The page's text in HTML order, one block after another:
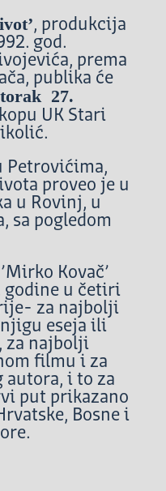
, produkcija
god.
prema
publika će
27.
UK Stari
Petrovićima,
proveo je u
u Rovinj, u
sa pogledom
Kovač’
godine u četiri
za najbolji
eseja ili
za najbolji
filmu i za
autora, i to za
put prikazano
Bosne i